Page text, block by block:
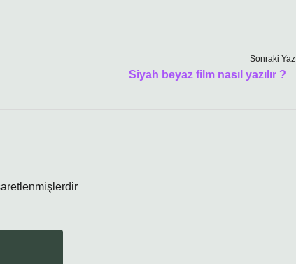
Sonraki
Siyah beyaz film nasıl yazılır ?